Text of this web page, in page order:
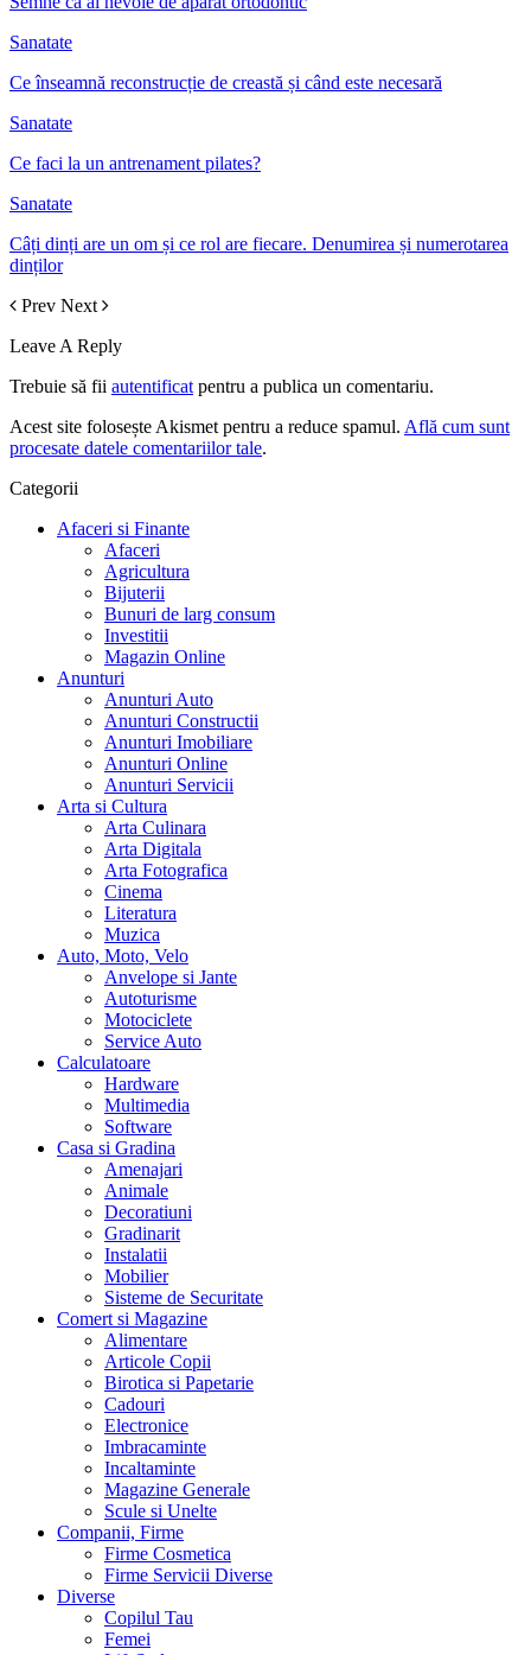
Sanatate
Ce înseamnă reconstrucție de creastă și când este necesară
Sanatate
Ce faci la un antrenament pilates?
Sanatate
Câți dinți are un om și ce rol are fiecare. Denumirea și numerotarea
dinților
Prev Next
Leave A Reply
Trebuie să fii autentificat pentru a publica un comentariu.
Acest site folosește Akismet pentru a reduce spamul. Află cum sunt
procesate datele comentariilor tale.
Categorii
Afaceri si Finante
Afaceri
Agricultura
Bijuterii
Bunuri de larg consum
Investitii
Magazin Online
Anunturi
Anunturi Auto
Anunturi Constructii
Anunturi Imobiliare
Anunturi Online
Anunturi Servicii
Arta si Cultura
Arta Culinara
Arta Digitala
Arta Fotografica
Cinema
Literatura
Muzica
Auto, Moto, Velo
Anvelope si Jante
Autoturisme
Motociclete
Service Auto
Calculatoare
Hardware
Multimedia
Software
Casa si Gradina
Amenajari
Animale
Decoratiuni
Gradinarit
Instalatii
Mobilier
Sisteme de Securitate
Comert si Magazine
Alimentare
Articole Copii
Birotica si Papetarie
Cadouri
Electronice
Imbracaminte
Incaltaminte
Magazine Generale
Scule si Unelte
Companii, Firme
Firme Cosmetica
Firme Servicii Diverse
Diverse
Copilul Tau
Femei